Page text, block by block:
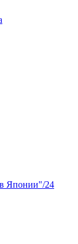
Японии"/24